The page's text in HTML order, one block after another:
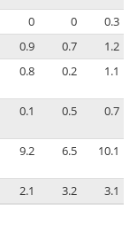
0 0
0.3
0.9 0.7
1.2
0.8 0.2 1.1
0.1 0.5 0.7
9.2 6.5 10.1
2.1 3.2 3.1